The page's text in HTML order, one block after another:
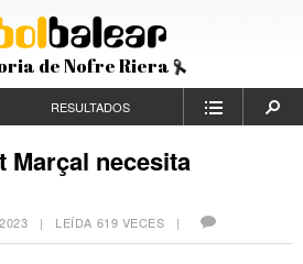
de Nofre Riera
RESULTADOS
Marçal necesita
| LEÍDA 619 VECES |